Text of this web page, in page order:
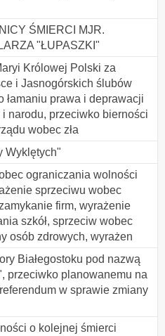
ŚMIERCI MJR.
"ŁUPASZKI"
Królowej Polski za
i Jasnogórskich ślubów
łamaniu prawa i deprawacji
narodu, przeciwko bierności
wobec zła
Wyklętych"
ograniczania wolności
sprzeciwu wobec
firm, wyrażenie
szkół, sprzeciw wobec
osób zdrowych, wyrażen
Białegostoku pod nazwą
przeciwko planowanemu na
w sprawie zmiany
o kolejnej śmierci